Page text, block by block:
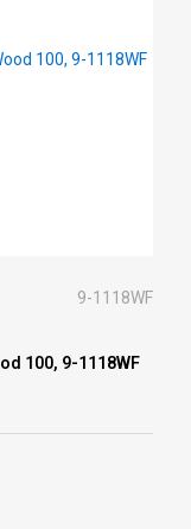
9-1118WF
100, 9-1118WF